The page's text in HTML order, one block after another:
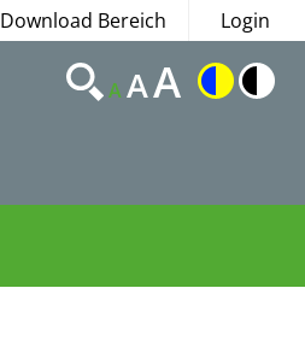
Download Bereich Login
AAA